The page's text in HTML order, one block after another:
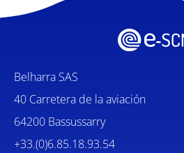
Belharra SAS
40 Carretera de la aviación
64200 Bassussarry
+33.(0)6.85.18.93.54